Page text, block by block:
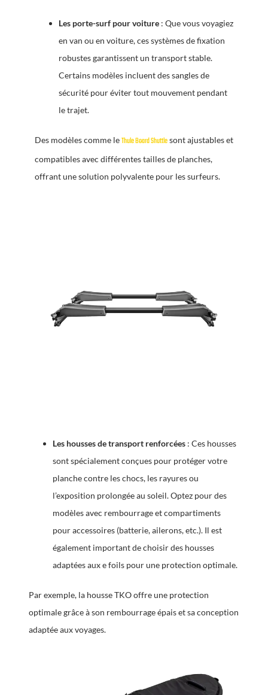
Les porte-surf pour voiture : Que vous voyagiez
en van ou en voiture, ces systèmes de fixation
robustes garantissent un transport stable.
Certains modèles incluent des sangles de
sécurité pour éviter tout mouvement pendant
le trajet.
Des modèles comme leThule Board Shuttlesont ajustables et
compatibles avec différentes tailles de planches,
offrant une solution polyvalente pour les surfeurs.
Les housses de transport renforcées : Ces housses
sont spécialement conçues pour protéger votre
planche contre les chocs, les rayures ou
l’exposition prolongée au soleil. Optez pour des
modèles avec rembourrage et compartiments
pour accessoires (batterie, ailerons, etc.). Il est
également important de choisir des housses
adaptées aux e foils pour une protection optimale.
Par exemple, la housse TKO offre une protection
optimale grâce à son rembourrage épais et sa conception
adaptée aux voyages.